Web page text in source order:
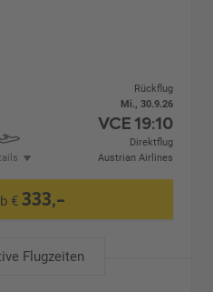
Rückflug
Mi., 30.9.26
VCE 19:10
Direktflug
Austrian Airlines
€ 333,-
Flugzeiten